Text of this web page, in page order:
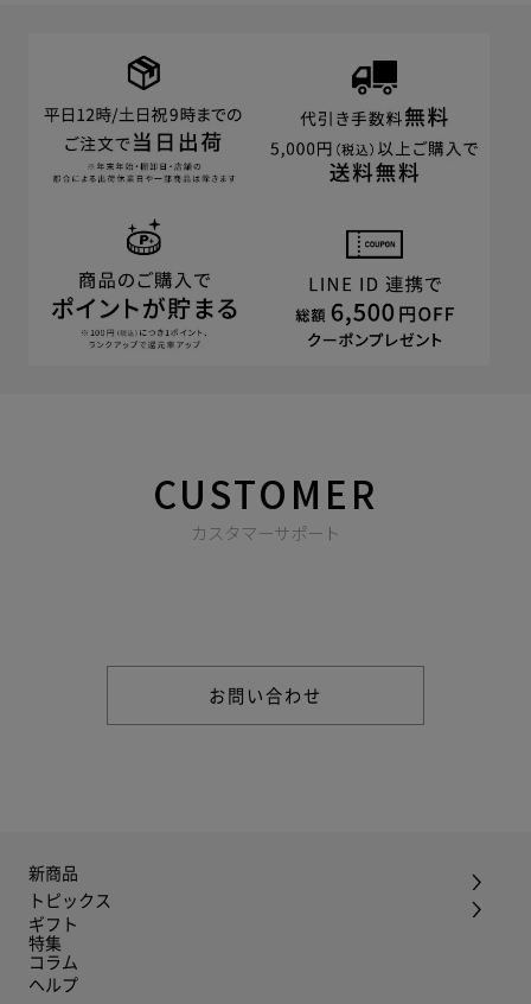
CUSTOMER
カスタマーサポート
お問い合わせ
新商品
トピックス
ギフト
特集
コラム
ヘルプ